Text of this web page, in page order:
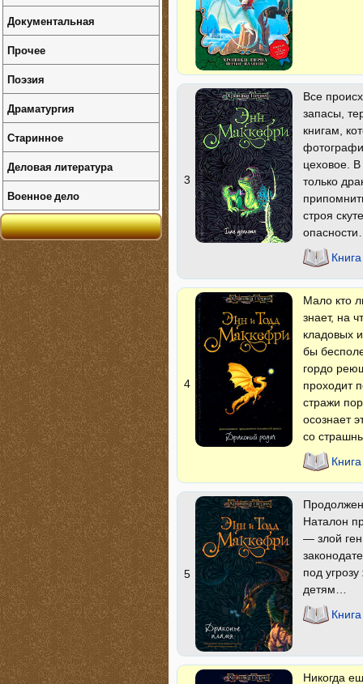
3
Все
запасы,
книгам,
цеховое.
только
строя
4
Мало кто
знает, на
кладовых
бы
гордо
проходит
стражи
осознает
со
5
Наталон
— злой
под
детям…
Никогда
Документальная
Прочее
Поэзия
Драматургия
Старинное
Деловая литература
Военное дело